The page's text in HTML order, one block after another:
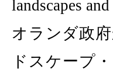
landscapes
オランダ政
ドスケープ